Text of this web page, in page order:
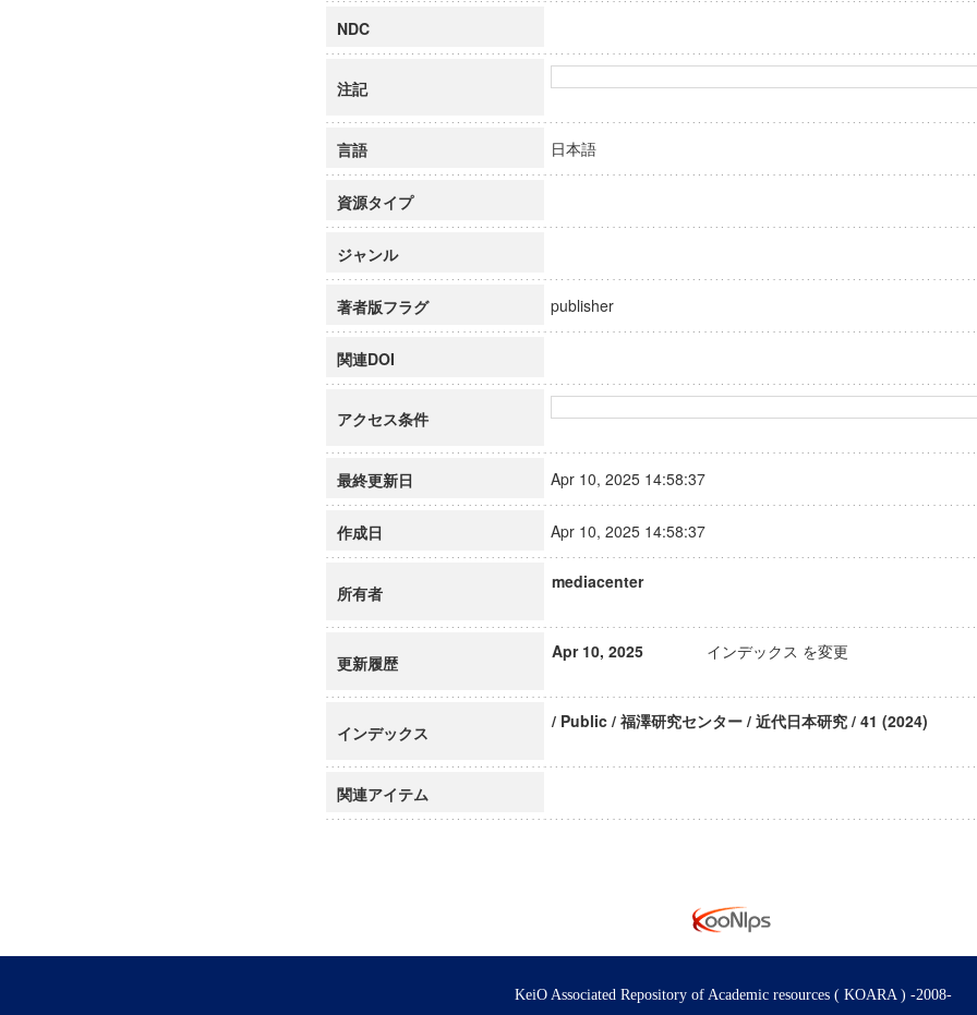
NDC
注記
言語 日本語
資源タイプ
ジャンル
著者版フラグ publisher
関連DOI
アクセス条件
最終更新日 Apr 10, 2025 14:58:37
作成日 Apr 10, 2025 14:58:37
所有者
mediacenter
更新履歴
Apr 10, 2025 インデックス を変更
インデックス
/ Public / 福澤研究センター / 近代日本研究 / 41 (2024)
関連アイテム
KeiO Associated Repository of Academic resources ( KOARA ) -2008-